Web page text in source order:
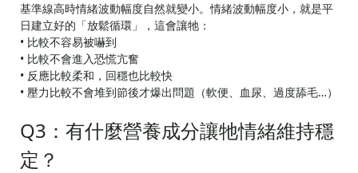
基準線高時情緒波動幅度自然就變小。情緒波動幅度小，就是平
日建立好的「放鬆循環」，這會讓牠：
• 比較不容易被嚇到
• 比較不會進入恐慌亢奮
• 反應比較柔和，回穩也比較快
• 壓力比較不會堆到節後才爆出問題（軟便、血尿、過度舔毛…）
Q3：有什麼營養成分讓牠情緒維持穩
定？